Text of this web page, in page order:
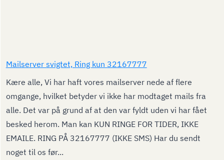
Mailserver svigtet, Ring kun 32167777
Kære alle, Vi har haft vores mailserver nede af flere
omgange, hvilket betyder vi ikke har modtaget mails fra
alle. Det var på grund af at den var fyldt uden vi har fået
besked herom. Man kan KUN RINGE FOR TIDER, IKKE
EMAILE. RING PÅ 32167777 (IKKE SMS) Har du sendt
noget til os før...